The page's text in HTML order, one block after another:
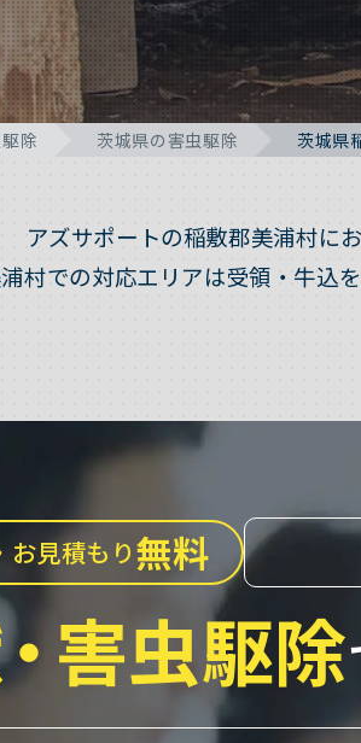
除 茨城県の害虫駆除 茨城県
アズサポートの稲敷郡美浦村に
村での対応エリアは受領・牛込
お見積もり無料
害虫駆除